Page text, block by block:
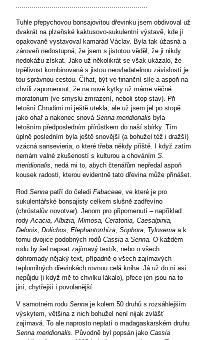
..................................................................
Tuhle přepychovou bonsajovitou dřevinku jsem obdivoval už
dvakrát na plzeňské kaktusovo-sukulentní výstavě, kde ji
opakovaně vystavoval kamarád Václav. Byla tak úžasná a
zároveň nedostupná, že jsem s jistotou věděl, že ji nikdy
nedokážu získat. Jako už několikrát se však ukázalo, že
trpělivost kombinovaná s jistou neovladatelnou závislostí je
tou správnou cestou. Číhat, být ve finanční síle a aspoň na
chvíli zapomenout, že na nové kytky už máme věčné
moratorium (ve smyslu zmrazení, neboli stop-stav). Při
letošní Chrudimi mi ještě utekla, ale už jsem jel po stopě
jako ohař a nakonec snová Senna meridionalis byla
letošním předposledním přírůstkem do naší sbírky. Tím
úplně posledním byla ještě snovější (a bohužel též i dražší)
vzácná sansevieria, o které třeba někdy příště. I když zatím
nemám valné zkušeností s kulturou a chováním S.
meridionalis, nedá mi to, abych čtenářům nepředal aspoň
kousek radosti, kterou evidentně tato dřevina může přinášet.
Rod Senna patří do čeledi Fabaceae, ve které je pro
sukulentářské bonsajisty celkem slušně zadřevíno
(chróstalův novotvar). Jenom pro připomenutí – například
rodyAcacia, Albizia, Mimosa, Ceratonia, Caesalpinia,
Delonix, Dolichos, Elephantorrhiza, Sophora, Tylosema a k
tomu dvojice podobných rodů Cassia a Senna. O každém
rodu by šel napsat zajímavý textík, nebo o všech
dohromady nějaký text, případně o všech zajímavých
teplomilných dřevinkách rovnou celá kniha. Já už do ní asi
nepůjdu (i když mě to chvilku lákalo), přece jen jsou na to
jiní, chytřejší i povolanější.
V samotném rodu Senna je kolem 50 druhů s rozsáhlejším
výskytem, většina z nich bohužel není nijak zvlášť
zajímavá. To ale naprosto neplatí o madagaskarském druhu
Senna meridionalis. Původně byl popsán jako Cassia